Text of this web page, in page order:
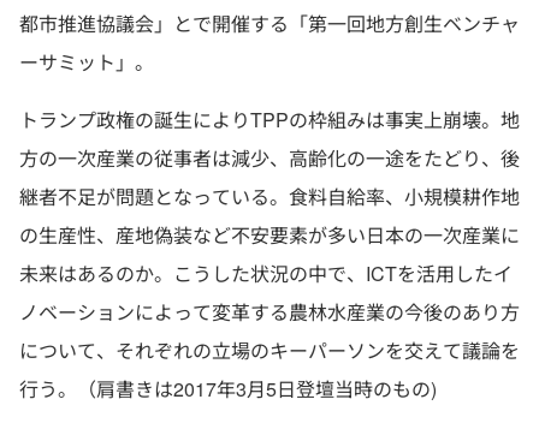
都市推進協議会」とで開催する「第一回地方創生ベンチャ
ーサミット」。
トランプ政権の誕生によりTPPの枠組みは事実上崩壊。地
方の一次産業の従事者は減少、高齢化の一途をたどり、後
継者不足が問題となっている。食料自給率、小規模耕作地
の生産性、産地偽装など不安要素が多い日本の一次産業に
未来はあるのか。こうした状況の中で、ICTを活用したイ
ノベーションによって変革する農林水産業の今後のあり方
について、それぞれの立場のキーパーソンを交えて議論を
行う。（肩書きは2017年3月5日登壇当時のもの)